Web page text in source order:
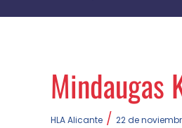
Mindaugas
HLA Alicante / 22 de